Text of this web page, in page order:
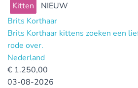
Kitten
NIEUW
Brits Korthaar
Brits Korthaar kittens zoeken een
rode over.
Nederland
€ 1.250,00
03-08-2026